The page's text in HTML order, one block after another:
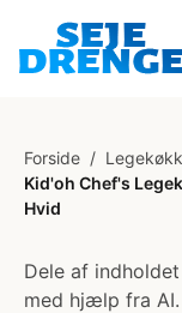
Forside /
Kid'oh Chef's
Hvid
Dele af
med hjælp fra AI.